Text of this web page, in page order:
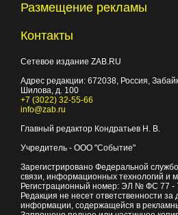
Размещение рекламы
Контакты
Сетевое издание ZAB.RU
Адрес редакции: 672038, Россия,
Шилова, д. 100
+7 (3022) 32-55-66
info@zab.ru
Главный редактор Кондратьев Н. В.
Учредитель - ООО "Событие"
Зарегистрировано Федеральной
связи, информационных технологий и
Регистрационный номер: ЭЛ № ФС 77 -
Редакция не несет ответственности за
информации, содержащейся в